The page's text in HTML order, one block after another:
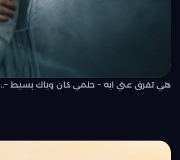
هي تفرق عني ايه – حلمي كان وياك بسيط –..